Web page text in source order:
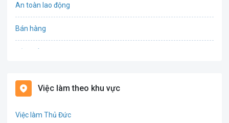
An toàn lao động
Bán hàng
Biên phiên dịch
Việc làm theo khu vực
Việc làm Thủ Đức